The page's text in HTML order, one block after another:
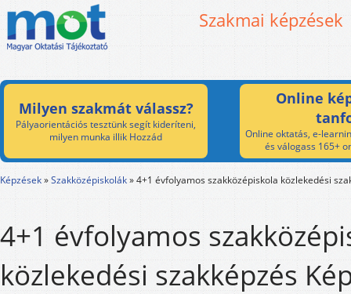
Szakmai képzések
Milyen szakmát válassz?
Pályaorientációs tesztünk segít kideríteni,
milyen munka illik Hozzád
Online
Online oktatás, e-
és válogass 165+
Képzések»Szakközépiskolák»4+1 évfolyamos szakközépiskola közlekedési
4+1 évfolyamos
közlekedési szakképzés